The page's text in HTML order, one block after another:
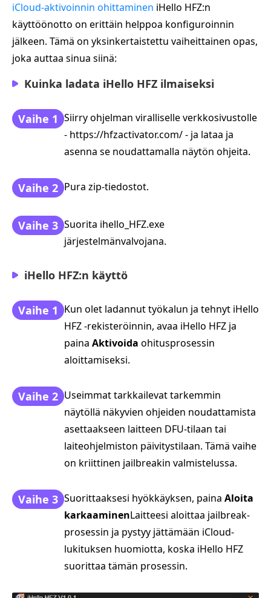
iCloud-aktivoinnin ohittaminen iHello HFZ:n
käyttöönotto on erittäin helppoa konfiguroinnin
jälkeen. Tämä on yksinkertaistettu vaiheittainen opas,
joka auttaa sinua siinä:
Kuinka ladata iHello HFZ ilmaiseksi
Vaihe 1 Siirry ohjelman viralliselle verkkosivustolle
- https://hfzactivator.com/ - ja lataa ja
asenna se noudattamalla näytön ohjeita.
Vaihe 2 Pura zip-tiedostot.
Vaihe 3 Suorita ihello_HFZ.exe
järjestelmänvalvojana.
iHello HFZ:n käyttö
Vaihe 1 Kun olet ladannut työkalun ja tehnyt iHello
HFZ -rekisteröinnin, avaa iHello HFZ ja
paina Aktivoida ohitusprosessin
aloittamiseksi.
Vaihe 2 Useimmat tarkkailevat tarkemmin
näytöllä näkyvien ohjeiden noudattamista
asettaakseen laitteen DFU-tilaan tai
laiteohjelmiston päivitystilaan. Tämä vaihe
on kriittinen jailbreakin valmistelussa.
Vaihe 3 Suorittaaksesi hyökkäyksen, paina Aloita
karkaaminenLaitteesi aloittaa jailbreak-
prosessin ja pystyy jättämään iCloud-
lukituksen huomiotta, koska iHello HFZ
suorittaa tämän prosessin.